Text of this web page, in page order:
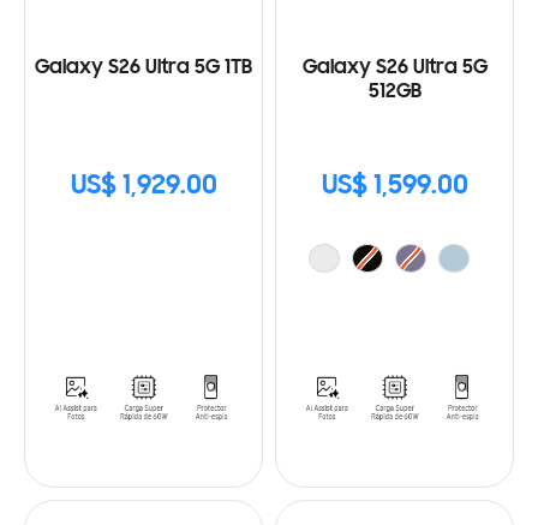
Galaxy S26 Ultra 5G 1TB
US$ 1,929.00
Galaxy S26 Ultra 5G
512GB
US$ 1,599.00